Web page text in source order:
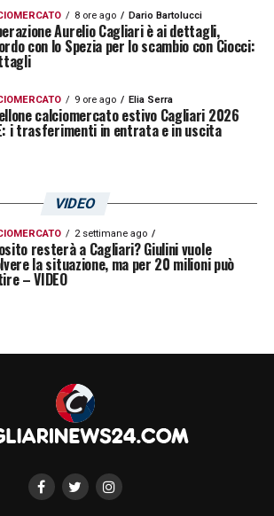
8 ore ago Dario Bartolucci
Aurelio Cagliari è ai dettagli,
con lo Spezia per lo scambio con Ciocci:
9 ore ago Elia Serra
calciomercato estivo Cagliari 2026
i trasferimenti in entrata e in uscita
VIDEO
2 settimane ago
resterà a Cagliari? Giulini vuole
la situazione, ma per 20 milioni può
– VIDEO